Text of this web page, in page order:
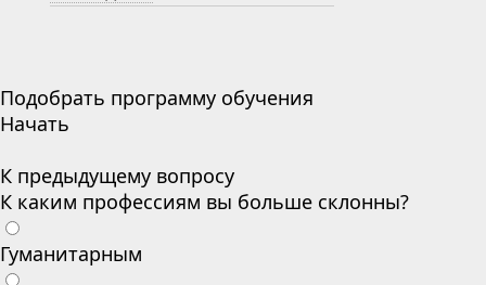
Подобрать программу обучения
Начать
К предыдущему вопросу
К каким профессиям вы больше склонны?
Гуманитарным